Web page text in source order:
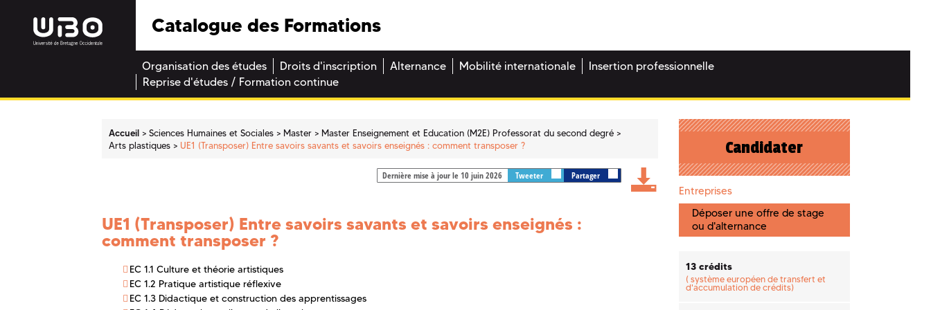
Catalogue des Formations
Organisation des études Droits d'inscription Alternance Mobilité internationale
Insertion professionnelle
Reprise d'études / Formation continue
Accueil Sciences Humaines et Sociales Master
Master Enseignement et Education (M2E) Professorat du second degré
Arts plastiques
UE1 (Transposer) Entre savoirs savants et savoirs enseignés : comment transposer ?
Dernière mise à jour le 10 juin 2026 Tweeter Partager
UE1 (Transposer) Entre savoirs savants et savoirs enseignés :
comment transposer ?
EC 1.1 Culture et théorie artistiques
EC 1.2 Pratique artistique réflexive
EC 1.3 Didactique et construction des apprentissages
Candidater
Entreprises
Déposer une offre de stage
ou d'alternance
13 crédits
( système européen de transfert et
d'accumulation de crédits)